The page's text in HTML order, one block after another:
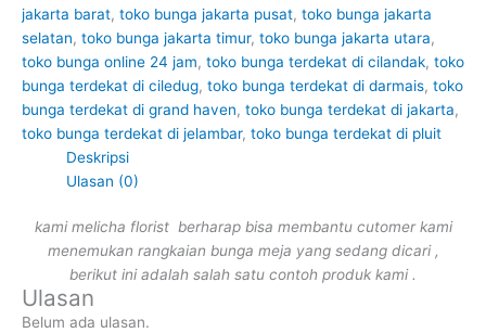
jakarta barat, toko bunga jakarta pusat, toko bunga jakarta
selatan, toko bunga jakarta timur, toko bunga jakarta utara,
toko bunga online 24 jam, toko bunga terdekat di cilandak, toko
bunga terdekat di ciledug, toko bunga terdekat di darmais, toko
bunga terdekat di grand haven, toko bunga terdekat di jakarta,
toko bunga terdekat di jelambar, toko bunga terdekat di pluit
Deskripsi
Ulasan (0)
kami melicha florist berharap bisa membantu cutomer kami
menemukan rangkaian bunga meja yang sedang dicari ,
berikut ini adalah salah satu contoh produk kami .
Ulasan
Belum ada ulasan.